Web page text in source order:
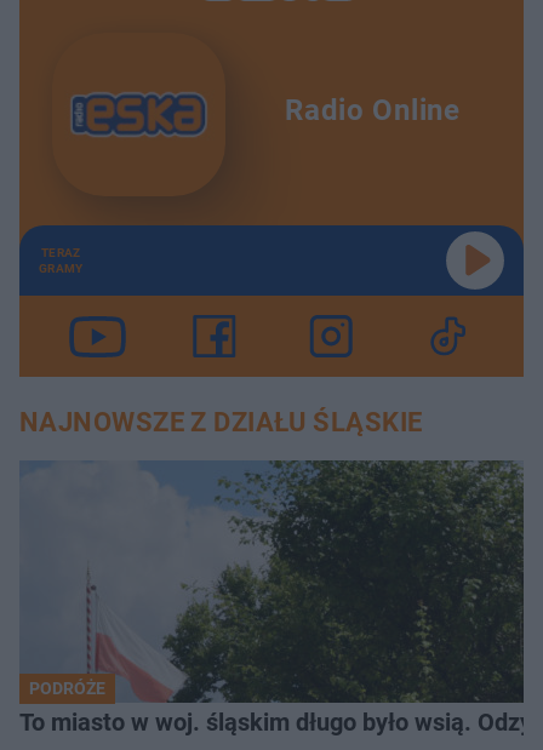
Radio Online
TERAZ
GRAMY
NAJNOWSZE Z DZIAŁU ŚLĄSKIE
PODRÓŻE
To miasto w woj. śląskim długo było wsią.